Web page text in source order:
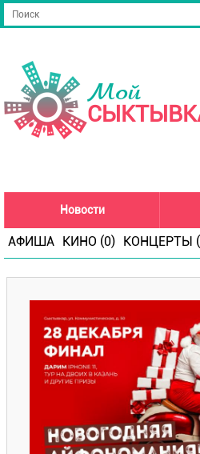
Мой
Новости
АФИША КИНО (0) КОНЦЕРТЫ